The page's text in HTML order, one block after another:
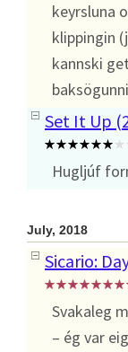
keyrsluna
klippingin
kannski
Set It Up
Hugljúf
July, 2018
Sicario:
Svakaleg
– ég var